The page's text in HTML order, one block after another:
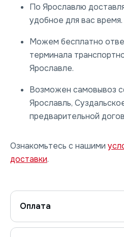
По Ярославлю
удобное для вас время.
Можем бесплатно
терминала
Ярославле.
Возможен самовывоз
Ярославль,
предварительной
Ознакомьтесь с нашими
доставки.
Оплата